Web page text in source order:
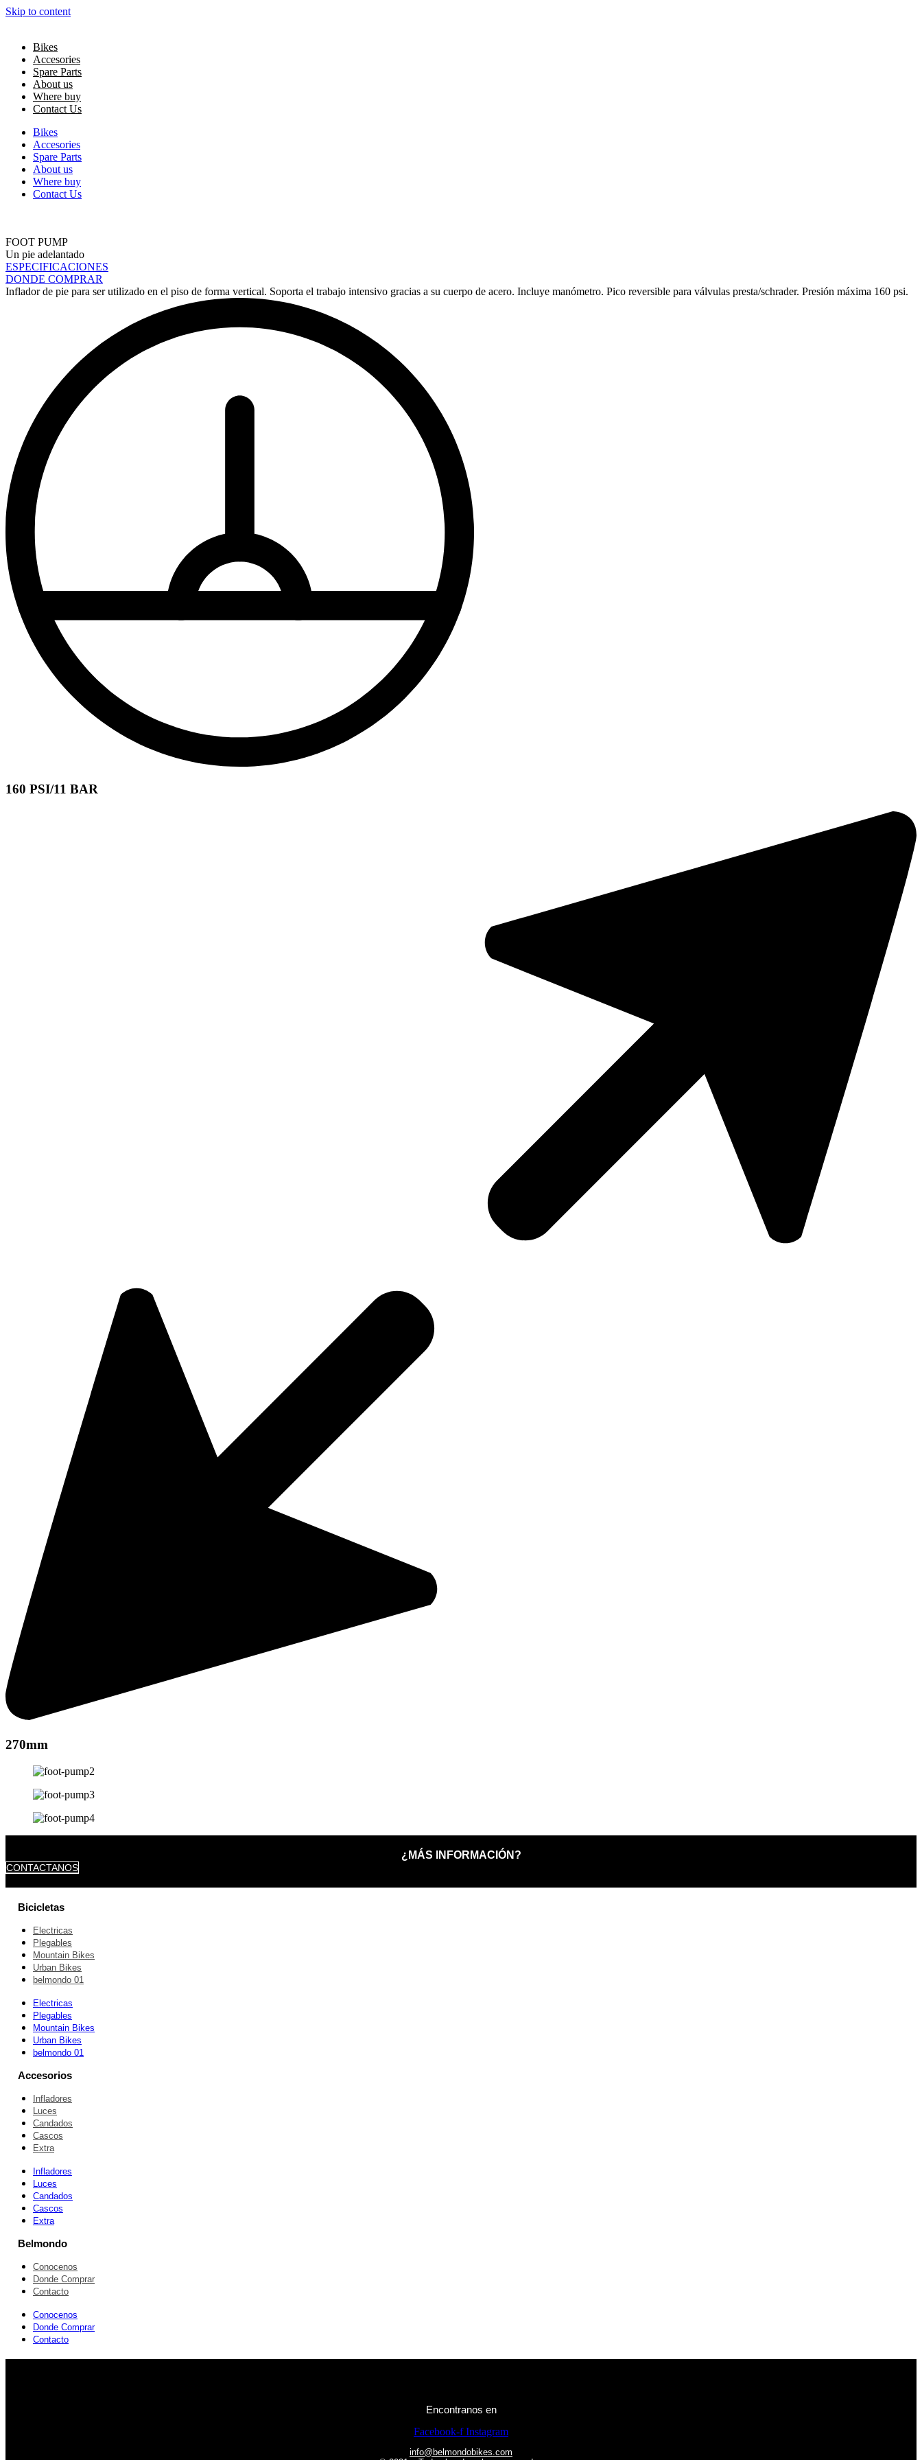
Skip to content
Bikes
Accesories
Spare Parts
About us
Where buy
Contact Us
Bikes
Accesories
Spare Parts
About us
Where buy
Contact Us
FOOT PUMP
Un pie adelantado
ESPECIFICACIONES
DONDE COMPRAR
Inflador de pie para ser utilizado en el piso de forma vertical. Soporta el trabajo intensivo gracias a su cuerpo de acero. Incluye manómetro. Pico reversible para válvulas presta/schrader. Presión máxima 160 psi.
160 PSI/11 BAR
270mm
¿MÁS INFORMACIÓN?
CONTACTANOS
Bicicletas
Electricas
Plegables
Mountain Bikes
Urban Bikes
belmondo 01
Electricas
Plegables
Mountain Bikes
Urban Bikes
belmondo 01
Accesorios
Infladores
Luces
Candados
Cascos
Extra
Infladores
Luces
Candados
Cascos
Extra
Belmondo
Conocenos
Donde Comprar
Contacto
Conocenos
Donde Comprar
Contacto
Encontranos en
Facebook-f Instagram
info@belmondobikes.com